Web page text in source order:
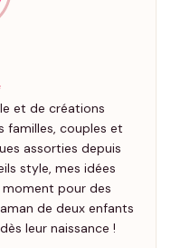
et de créations
familles, couples et
assorties depuis
style, mes idées
pour des
de deux enfants
leur naissance !